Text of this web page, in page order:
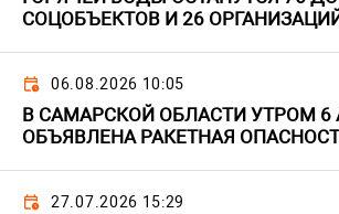
СОЦОБЪЕКТОВ И 26
06.08.2026 10:05
В САМАРСКОЙ ОБЛАСТИ УТРОМ 6
ОБЪЯВЛЕНА РАКЕТНАЯ
27.07.2026 15:29